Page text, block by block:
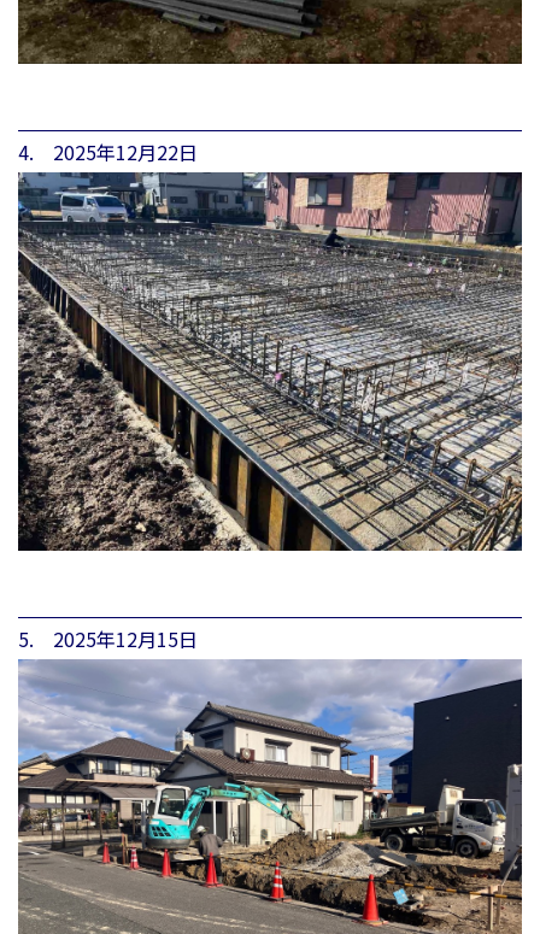
4. 2025年12月22日
5. 2025年12月15日